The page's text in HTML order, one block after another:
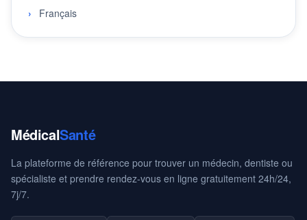
Français
MédicalSanté
La plateforme de référence pour trouver un médecin, dentiste ou
spécialiste et prendre rendez-vous en ligne gratuitement 24h/24,
7j/7.